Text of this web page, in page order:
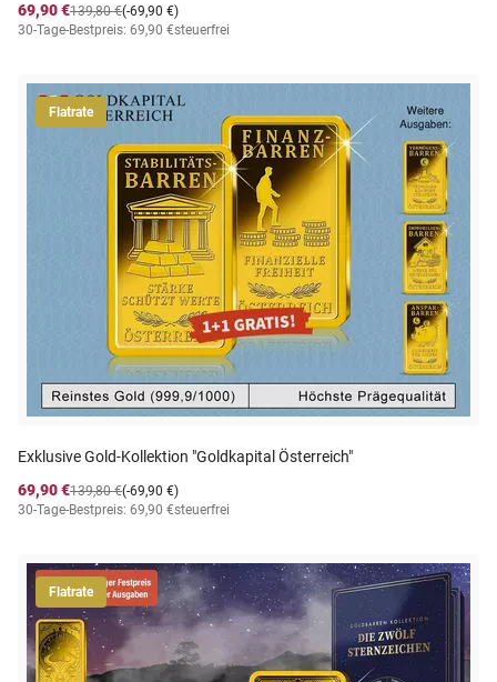
69,90 €
(-69,90 €)
139,80 €
30-Tage-Bestpreis: 69,90 €steuerfrei
Flatrate
Exklusive Gold-Kollektion "Goldkapital Österreich"
69,90 €
(-69,90 €)
139,80 €
30-Tage-Bestpreis: 69,90 €steuerfrei
Flatrate